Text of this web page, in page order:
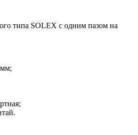
типа SOLEX с одним пазом на
мм;